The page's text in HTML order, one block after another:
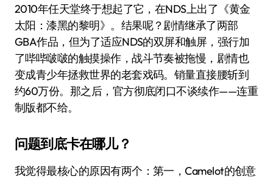
2010年任天堂终于想起了它，在NDS上出了《黄金
太阳：漆黑的黎明》。结果呢？剧情继承了两部
GBA作品，但为了适应NDS的双屏和触屏，强行加
了哔哔啵啵的触摸操作，战斗节奏被拖慢，剧情也
变成青少年拯救世界的老套戏码。销量直接腰斩到
约60万份。那之后，官方彻底闭口不谈续作——连重
制版都不给。
问题到底卡在哪儿？
我觉得最核心的原因有两个：第一，Camelot的创意